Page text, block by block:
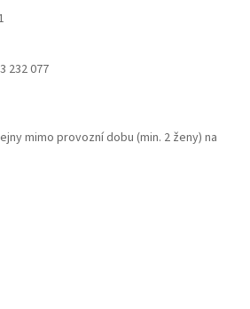
232 077
mimo provozní dobu (min. 2 ženy) na